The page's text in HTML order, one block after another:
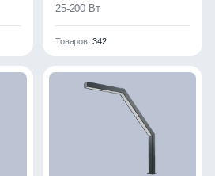
25-200 Вт
Товаров: 342